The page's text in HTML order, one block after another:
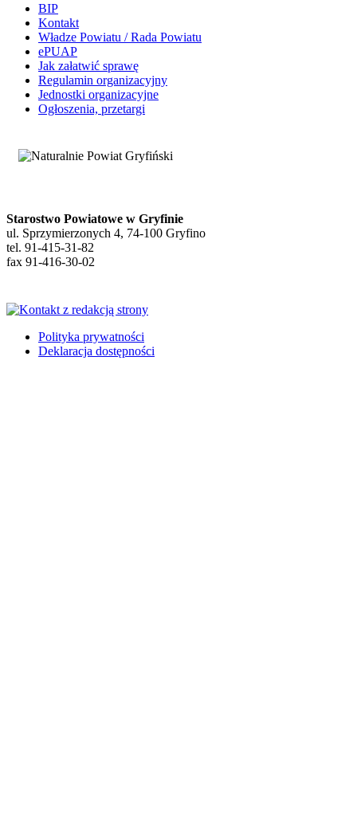
BIP
Kontakt
Władze Powiatu / Rada Powiatu
ePUAP
Jak załatwić sprawę
Regulamin organizacyjny
Jednostki organizacyjne
Ogłoszenia, przetargi
Starostwo Powiatowe w Gryfinie
ul. Sprzymierzonych 4, 74-100 Gryfino
tel. 91-415-31-82
fax 91-416-30-02
Polityka prywatności
Deklaracja dostępności